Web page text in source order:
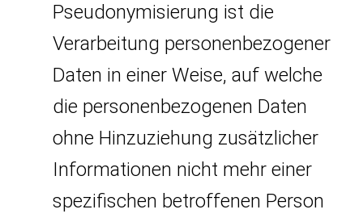
Pseudonymisierung ist die
Verarbeitung personenbezogener
Daten in einer Weise, auf welche
die personenbezogenen Daten
ohne Hinzuziehung zusätzlicher
Informationen nicht mehr einer
spezifischen betroffenen Person